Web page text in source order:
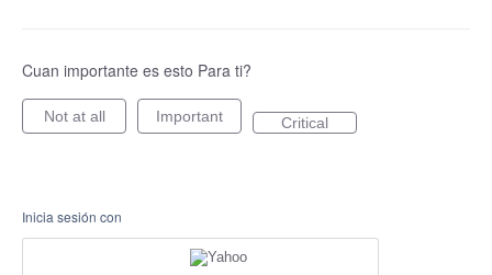
Cuan importante es esto Para ti?
Not at all Important Critical
Inicia sesión con